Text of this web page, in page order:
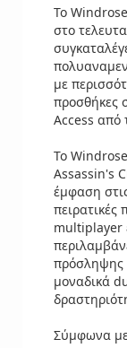
Το
στο
με
προσθήκες
Access από
Το
Assassin's
έμφαση
πειρατικές
multiplayer
πρόσληψης
μοναδικά
Σύμφωνα με